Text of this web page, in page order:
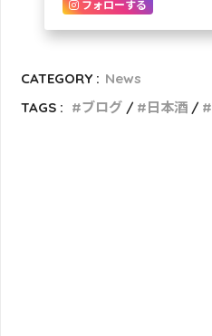
フォローする
CATEGORY : News
TAGS :
ブログ 日本酒